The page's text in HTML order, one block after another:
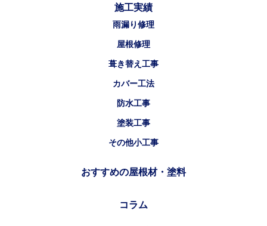
施工実績
雨漏り修理
屋根修理
葺き替え工事
カバー工法
防水工事
塗装工事
その他小工事
おすすめの屋根材・塗料
コラム